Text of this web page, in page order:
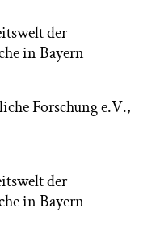
der
in Bayern
Forschung e.V.,
der
in Bayern